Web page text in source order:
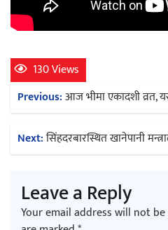
130 Views
Post
navigation
Previous:आज भीमा एकादशी व्रत,
Next:सिंहदरबारस्थित खानेपानी
Leave a Reply
Your email address will not